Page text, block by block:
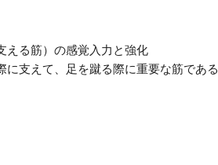
える筋）の感覚入力と強化
に支えて、足を蹴る際に重要な筋である